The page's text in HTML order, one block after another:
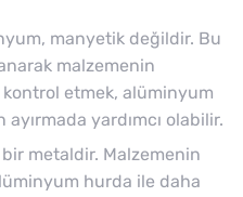
manyetik değildir. Bu
malzemenin
kontrol etmek, alüminyum
yardımcı olabilir.
metaldir. Malzemenin
hurda ile daha